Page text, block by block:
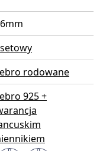
rodowane
925 +